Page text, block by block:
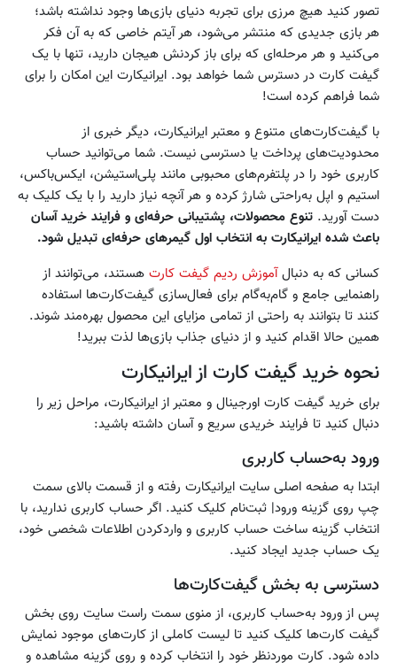
تصور کنید هیچ مرزی برای تجربه دنیای بازی‌ها وجود نداشته باشد؛
هر بازی جدیدی که منتشر می‌شود، هر آیتم خاصی که به آن فکر
می‌کنید و هر مرحله‌ای که برای باز کردنش هیجان دارید، تنها با یک
گیفت کارت در دسترس شما خواهد بود. ایرانیکارت این امکان را برای
شما فراهم کرده است!
با گیفت‌کارت‌های متنوع و معتبر ایرانیکارت، دیگر خبری از
محدودیت‌های پرداخت یا دسترسی نیست. شما می‌توانید حساب
کاربری خود را در پلتفرم‌های محبوبی مانند پلی‌استیشن، ایکس‌باکس،
استیم و اپل به‌راحتی شارژ کرده و هر آنچه نیاز دارید را با یک کلیک به
دست آورید. تنوع محصولات، پشتیبانی حرفه‌ای و فرایند خرید آسان
باعث شده ایرانیکارت به انتخاب اول گیمرهای حرفه‌ای تبدیل شود.
کسانی که به دنبالآموزش ردیم گیفت کارت هستند، می‌توانند از
راهنمایی جامع و گام‌به‌گام برای فعال‌سازی گیفت‌کارت‌ها استفاده
کنند تا بتوانند به راحتی از تمامی مزایای این محصول بهره‌مند شوند.
همین حالا اقدام کنید و از دنیای جذاب بازی‌ها لذت ببرید!
نحوه خرید گیفت کارت از ایرانیکارت
برای خرید گیفت کارت اورجینال و معتبر از ایرانیکارت، مراحل زیر را
دنبال کنید تا فرایند خریدی سریع و آسان داشته باشید:
ورود به‌حساب کاربری
ابتدا به صفحه اصلی سایت ایرانیکارت رفته و از قسمت بالای سمت
چپ روی گزینه ورود| ثبت‌نام کلیک کنید. اگر حساب کاربری ندارید، با
انتخاب گزینه ساخت حساب کاربری و واردکردن اطلاعات شخصی خود،
یک حساب جدید ایجاد کنید.
دسترسی به بخش گیفت‌کارت‌ها
پس از ورود به‌حساب کاربری، از منوی سمت راست سایت روی بخش
گیفت کارت‌ها کلیک کنید تا لیست کاملی از کارت‌های موجود نمایش
داده شود. کارت موردنظر خود را انتخاب کرده و روی گزینه مشاهده و